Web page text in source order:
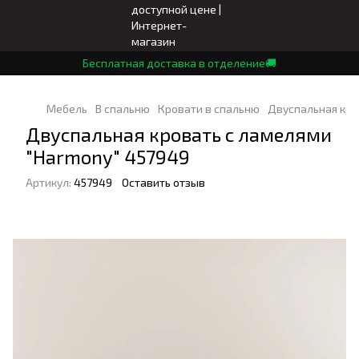
Бесплатная доставка в отделение🚚
Мебель В спальню Кровати в спальню Двуспальная
Двуспальная кровать с ламелями
"Harmony" 457949
Артикул: 457949 Оставить отзыв